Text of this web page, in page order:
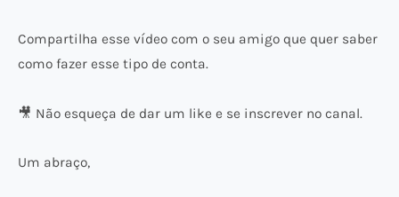
Compartilha esse vídeo com o seu amigo que quer saber
como fazer esse tipo de conta.
🎥 Não esqueça de dar um like e se inscrever no canal.
Um abraço,